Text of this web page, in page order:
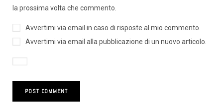
la prossima volta che commento.
Avvertimi via email in caso di risposte al mio commento.
Avvertimi via email alla pubblicazione di un nuovo articolo.